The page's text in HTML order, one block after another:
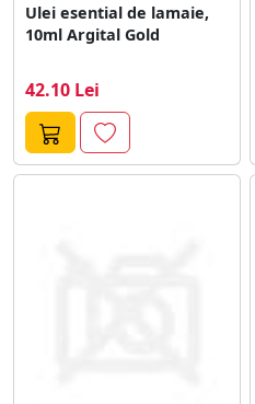
Ulei esential de lamaie,
10ml Argital Gold
42.10 Lei